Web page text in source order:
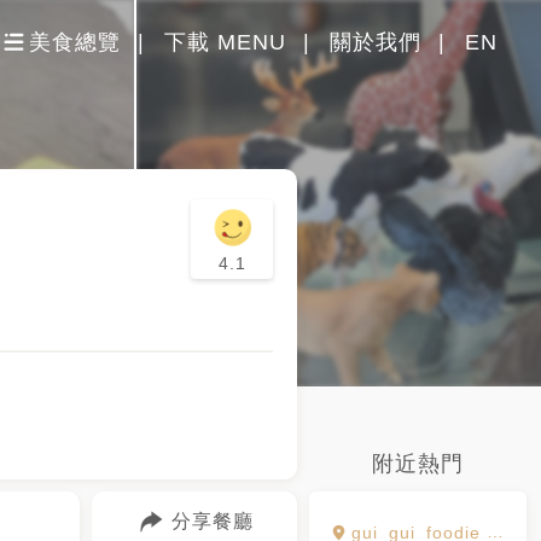
美食總覽 下載 MENU 關於我們 EN
附近熱門
gui_gui_foodie 貴貴腹地
4.1
分享餐廳